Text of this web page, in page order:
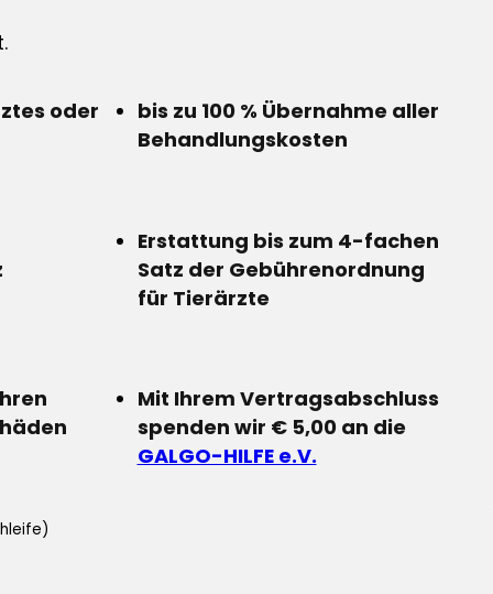
oder
bis zu 100 % Übernahme aller
Behandlungskosten
Erstattung bis zum 4-fachen
Satz der Gebührenordnung
für Tierärzte
Mit Ihrem Vertragsabschluss
spenden wir € 5,00 an die
GALGO-HILFE e.V.